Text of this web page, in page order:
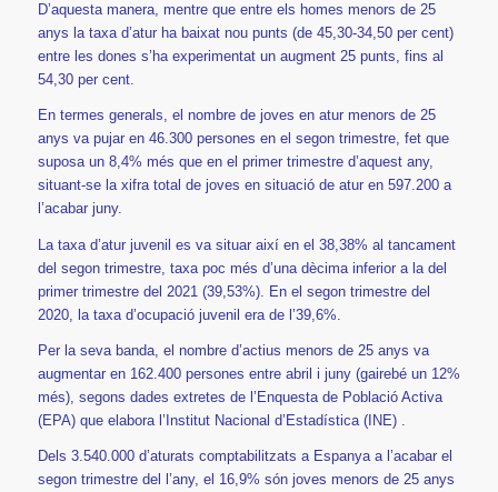
D’aquesta manera, mentre que entre els homes menors de 25
anys la taxa d’atur ha baixat nou punts (de 45,30-34,50 per cent)
entre les dones s’ha experimentat un augment 25 punts, fins al
54,30 per cent.
En termes generals, el nombre de joves en atur menors de 25
anys va pujar en 46.300 persones en el segon trimestre, fet que
suposa un 8,4% més que en el primer trimestre d’aquest any,
situant-se la xifra total de joves en situació de atur en 597.200 a
l’acabar juny.
La taxa d’atur juvenil es va situar així en el 38,38% al tancament
del segon trimestre, taxa poc més d’una dècima inferior a la del
primer trimestre del 2021 (39,53%). En el segon trimestre del
2020, la taxa d’ocupació juvenil era de l’39,6%.
Per la seva banda, el nombre d’actius menors de 25 anys va
augmentar en 162.400 persones entre abril i juny (gairebé un 12%
més), segons dades extretes de l’Enquesta de Població Activa
(EPA) que elabora l’Institut Nacional d’Estadística (INE) .
Dels 3.540.000 d’aturats comptabilitzats a Espanya a l’acabar el
segon trimestre del l’any, el 16,9% són joves menors de 25 anys